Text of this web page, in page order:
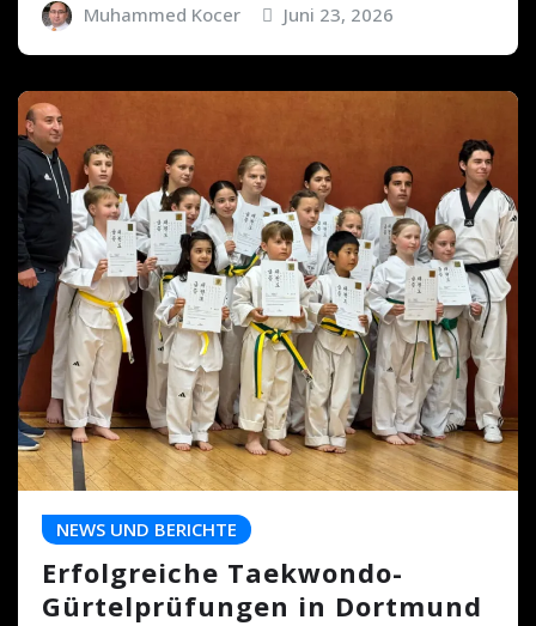
Muhammed Kocer Juni 23, 2026
NEWS UND BERICHTE
Erfolgreiche Taekwondo-
Gürtelprüfungen in Dortmund